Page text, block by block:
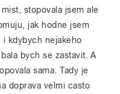
stopovala jsem ale
jak hodne jsem
i kdybych nejakeho
bych se zastavit. A
sama. Tady je
doprava velmi casto